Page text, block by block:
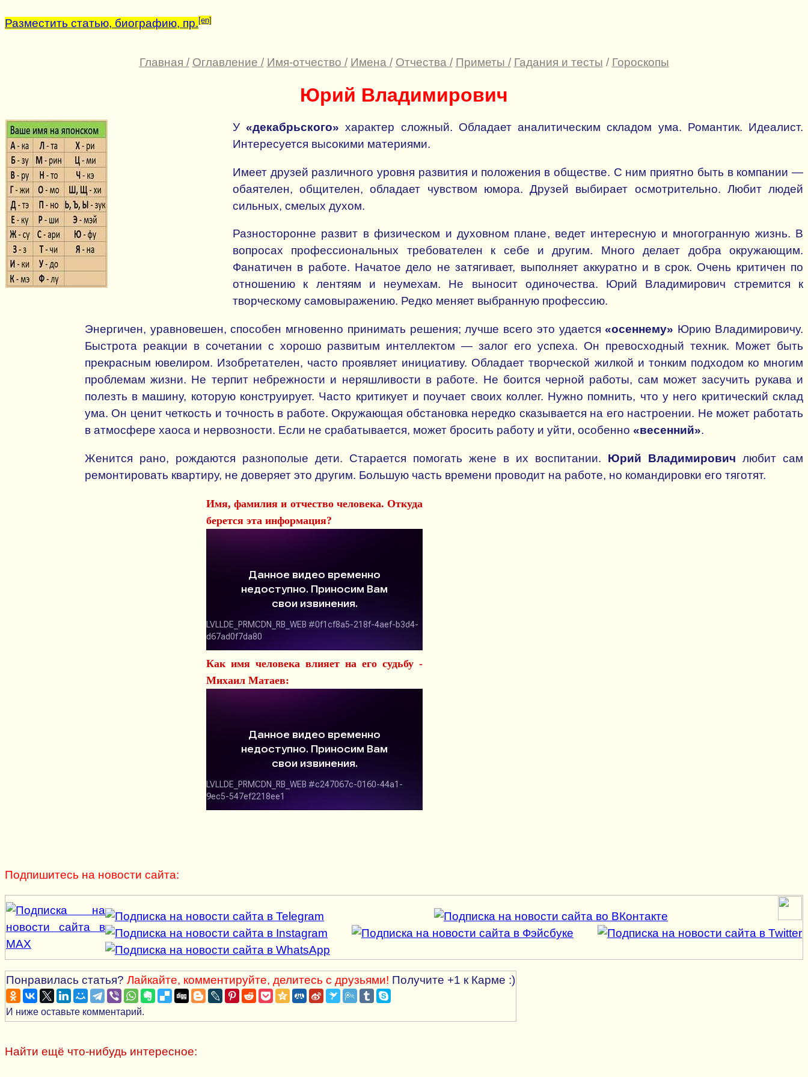
Разместить статью, биографию, пр.[en]
Главная / Оглавление / Имя-отчество / Имена / Отчества / Приметы / Гадания и тесты / Гороскопы
Юрий Владимирович
У«декабрьского» характер сложный. Обладает аналитическим складом ума. Романтик. Идеалист.
Интересуется высокими материями.
Имеет друзей различного уровня развития и положения в обществе. С ним приятно быть в компании —
обаятелен, общителен, обладает чувством юмора. Друзей выбирает осмотрительно. Любит людей
сильных, смелых духом.
Разносторонне развит в физическом и духовном плане, ведет интересную и многогранную жизнь. В
вопросах профессиональных требователен к себе и другим. Много делает добра окружающим.
Фанатичен в работе. Начатое дело не затягивает, выполняет аккуратно и в срок. Очень критичен по
отношению к лентяям и неумехам. Не выносит одиночества. Юрий Владимирович стремится к
творческому самовыражению. Редко меняет выбранную профессию.
Энергичен, уравновешен, способен мгновенно принимать решения; лучше всего это удается«осеннему» Юрию Владимировичу.
Быстрота реакции в сочетании с хорошо развитым интеллектом — залог его успеха. Он превосходный техник. Может быть
прекрасным ювелиром. Изобретателен, часто проявляет инициативу. Обладает творческой жилкой и тонким подходом ко многим
проблемам жизни. Не терпит небрежности и неряшливости в работе. Не боится черной работы, сам может засучить рукава и
полезть в машину, которую конструирует. Часто критикует и поучает своих коллег. Нужно помнить, что у него критический склад
ума. Он ценит четкость и точность в работе. Окружающая обстановка нередко сказывается на его настроении. Не может работать
в атмосфере хаоса и нервозности. Если не срабатывается, может бросить работу и уйти, особенно «весенний».
Женится рано, рождаются разнополые дети. Старается помогать жене в их воспитании. Юрий Владимирович любит сам
ремонтировать квартиру, не доверяет это другим. Большую часть времени проводит на работе, но командировки его тяготят.
Имя, фамилия и отчество человека. Откуда
берется эта информация?
Как имя человека влияет на его судьбу -
Михаил Матаев:
Подпишитесь на новости сайта:
Понравилась статья? Лайкайте, комментируйте, делитесь с друзьями! Получите +1 к Карме :)
И ниже оставьте комментарий.
Найти ещё что-нибудь интересное: